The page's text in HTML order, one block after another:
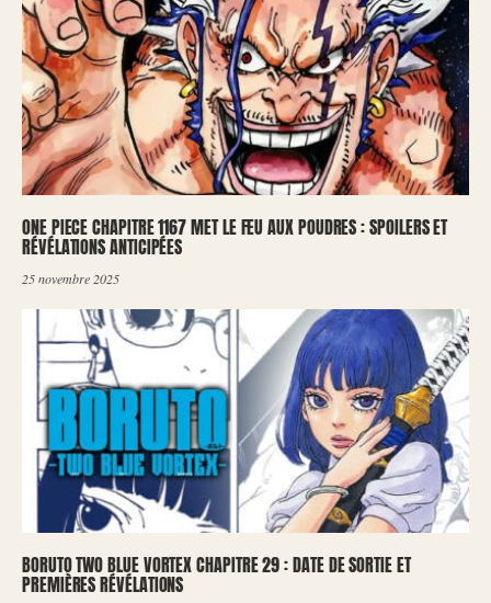
ONE PIECE CHAPITRE 1167 MET LE FEU AUX POUDRES : SPOILERS ET
RÉVÉLATIONS ANTICIPÉES
25 novembre 2025
BORUTO TWO BLUE VORTEX CHAPITRE 29 : DATE DE SORTIE ET
PREMIÈRES RÉVÉLATIONS